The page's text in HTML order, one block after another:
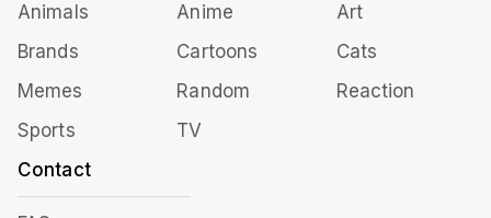
Animals Anime
Art
Brands
Cartoons
Cats
Memes
Random
Reaction
Sports
TV
Contact